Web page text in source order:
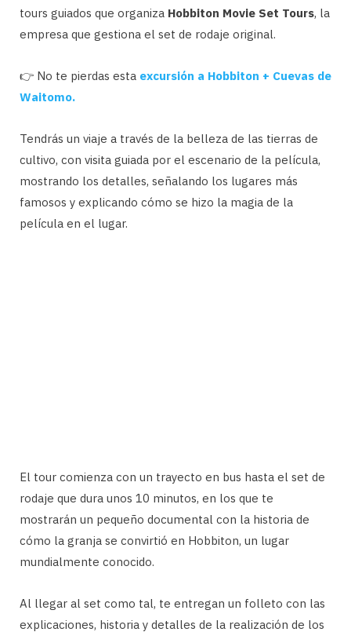
tours guiados que organiza Hobbiton Movie Set Tours, la
empresa que gestiona el set de rodaje original.
👉 No te pierdas esta excursión a Hobbiton + Cuevas de
Waitomo.
Tendrás un viaje a través de la belleza de las tierras de
cultivo, con visita guiada por el escenario de la película,
mostrando los detalles, señalando los lugares más
famosos y explicando cómo se hizo la magia de la
película en el lugar.
El tour comienza con un trayecto en bus hasta el set de
rodaje que dura unos 10 minutos, en los que te
mostrarán un pequeño documental con la historia de
cómo la granja se convirtió en Hobbiton, un lugar
mundialmente conocido.
Al llegar al set como tal, te entregan un folleto con las
explicaciones, historia y detalles de la realización de los